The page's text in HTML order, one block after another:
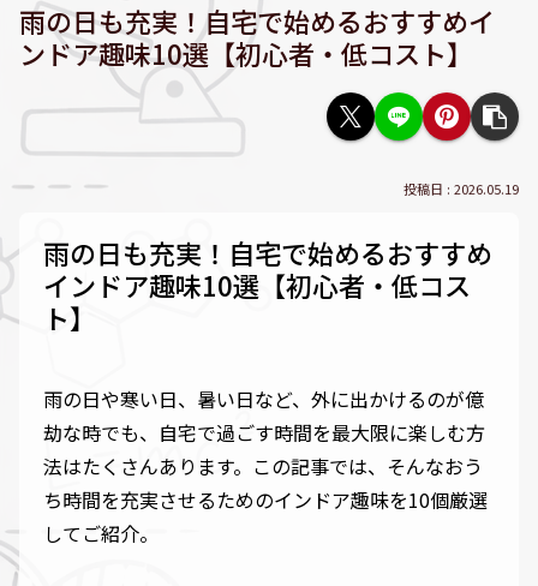
雨の日も充実！自宅で始めるおすすめイ
ンドア趣味10選【初心者・低コスト】
2026.05.19
雨の日も充実！自宅で始めるおすすめ
インドア趣味10選【初心者・低コス
ト】
雨の日や寒い日、暑い日など、外に出かけるのが億
劫な時でも、自宅で過ごす時間を最大限に楽しむ方
法はたくさんあります。この記事では、そんなおう
ち時間を充実させるためのインドア趣味を10個厳選
してご紹介。